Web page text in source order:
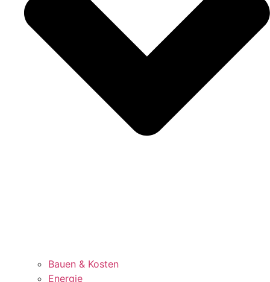
Bauen & Kosten
Energie